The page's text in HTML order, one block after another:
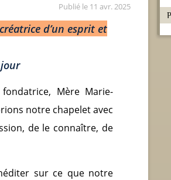
Publié le 11 avr. 2025
d’un esprit et
Mère Marie-
notre chapelet avec
de le connaître, de
sur ce que notre